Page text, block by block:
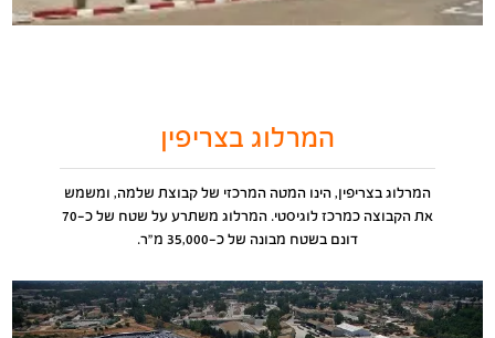
המרלוג בצריפין
המרלוג בצריפין, הינו המטה המרכזי של קבוצת שלמה, ומשמש
את הקבוצה כמרכז לוגיסטי. המרלוג משתרע על שטח של כ-70
דונם בשטח מבונה של כ-35,000 מ"ר.